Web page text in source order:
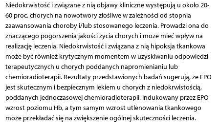
Niedokrwistość i związane z nią objawy kliniczne występują u około 20-
60 proc. chorych na nowotwory złośliwe w zależności od stopnia
zaawansowania choroby i/lub stosowanego leczenia. Prowadzi ona do
znaczącego pogorszenia jakości życia chorych i może mieć wpływ na
realizację leczenia. Niedokrwistość i związana z nią hipoksja tkankowa
może być również krytycznym momentem w uzyskiwaniu odpowiedzi
terapeutycznych u chorych poddanych napromienianiu lub
chemioradioterapii. Rezultaty przedstawionych badań sugerują, że EPO
jest skutecznym i bezpiecznym lekiem u chorych z niedokrwistością,
poddanych jednoczasowej chemioradioterapii. Indukowany przez EPO
wzrost poziomu Hb, a tym samym wzrost utlenowania tkankowego
może przekładać się na zwiększenie ogólnej skuteczności leczenia.